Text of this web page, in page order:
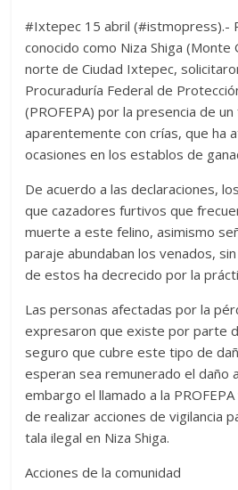
#Ixtepec 15 abril (#istmopress).-
conocido como Niza Shiga (Monte
norte de Ciudad Ixtepec,
Procuraduría Federal de
(PROFEPA) por la presencia de
aparentemente con crías, que ha
ocasiones en los establos de
De acuerdo a las declaraciones,
que cazadores furtivos que
muerte a este felino, asimismo
paraje abundaban los venados,
de estos ha decrecido por la
Las personas afectadas por la
expresaron que existe por parte
seguro que cubre este tipo de
esperan sea remunerado el daño
embargo el llamado a la
de realizar acciones de vigilancia
tala ilegal en Niza Shiga.
Acciones de la comunidad